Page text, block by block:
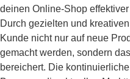
deinen Online-Shop
Durch gezielten und
Kunde nicht nur auf neue
gemacht werden, sondern
bereichert. Die